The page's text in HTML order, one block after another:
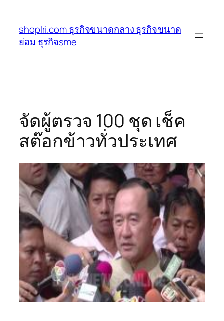
เนื้อหา
shoplri.com ธุรกิจขนาดกลาง ธุรกิจขนาด
ย่อม ธุรกิจsme
จัดผู้ตรวจ 100 ชุด เช็ค
สต๊อกข้าวทั่วประเทศ